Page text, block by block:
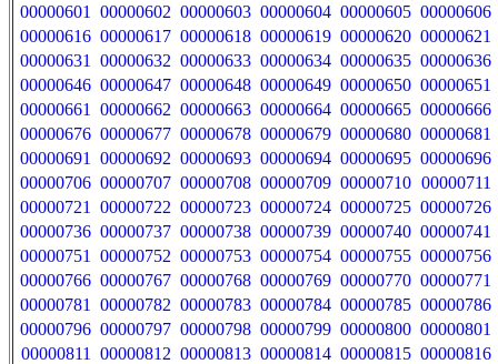
00000601
00000602 00000603 00000604 00000605 00000606
00000616 00000617 00000618 00000619 00000620 00000621
00000631
00000632 00000633 00000634 00000635 00000636
00000646 00000647 00000648 00000649 00000650 00000651
00000661
00000662 00000663 00000664 00000665 00000666
00000676 00000677 00000678 00000679 00000680 00000681
00000691
00000692 00000693 00000694 00000695 00000696
00000706 00000707 00000708 00000709 00000710 00000711
00000721
00000722 00000723 00000724 00000725 00000726
00000736 00000737 00000738 00000739 00000740 00000741
00000751
00000752 00000753 00000754 00000755 00000756
00000766 00000767 00000768 00000769 00000770 00000771
00000781
00000782 00000783 00000784 00000785 00000786
00000796 00000797 00000798 00000799 00000800 00000801
00000811
00000812 00000813 00000814 00000815 00000816